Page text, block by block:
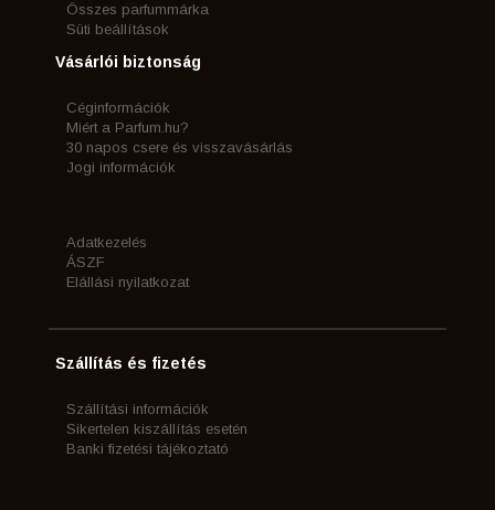
Összes parfummárka
Süti beállítások
Vásárlói biztonság
Céginformációk
Miért a Parfum.hu?
30 napos csere és visszavásárlás
Jogi információk
Adatkezelés
ÁSZF
Elállási nyilatkozat
Szállítás és fizetés
Szállítási információk
Sikertelen kiszállítás esetén
Banki fizetési tájékoztató